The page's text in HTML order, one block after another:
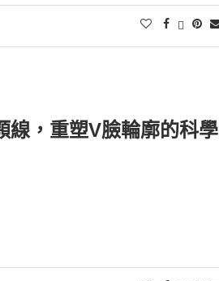
線，重塑V臉輪廓的科學